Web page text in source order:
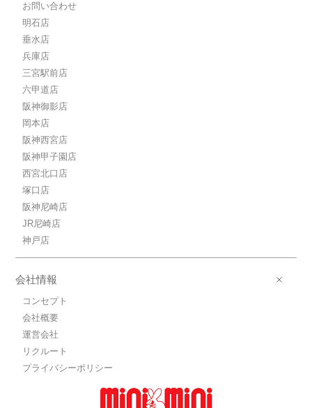
お問い合わせ
明石店
垂水店
兵庫店
三宮駅前店
六甲道店
阪神御影店
岡本店
阪神西宮店
阪神甲子園店
西宮北口店
塚口店
阪神尼崎店
JR尼崎店
神戸店
会社情報
コンセプト
会社概要
運営会社
リクルート
プライバシーポリシー